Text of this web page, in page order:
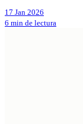
17 Jan 2026
6 min de lectura